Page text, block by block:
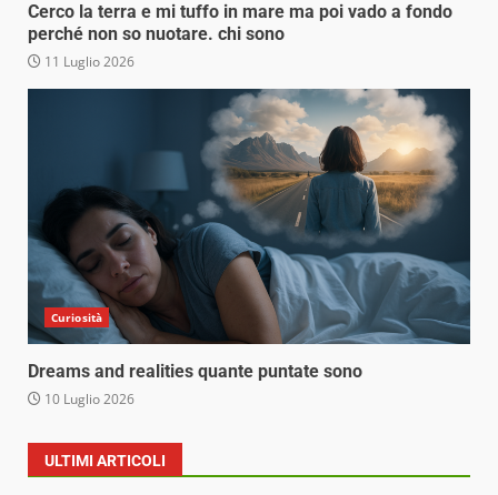
Cerco la terra e mi tuffo in mare ma poi vado a fondo
perché non so nuotare. chi sono
11 Luglio 2026
Curiosità
Dreams and realities quante puntate sono
10 Luglio 2026
ULTIMI ARTICOLI